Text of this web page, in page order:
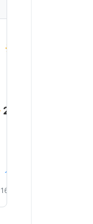
28.0°
14% 비
16.0 km/h